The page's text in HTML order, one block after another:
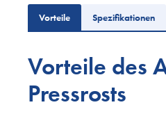
Vorteile Spezifikationen
Vorteile des
Pressrosts